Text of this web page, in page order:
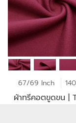
67/69 Inch
ผ้าทรีคอตขูดขน |